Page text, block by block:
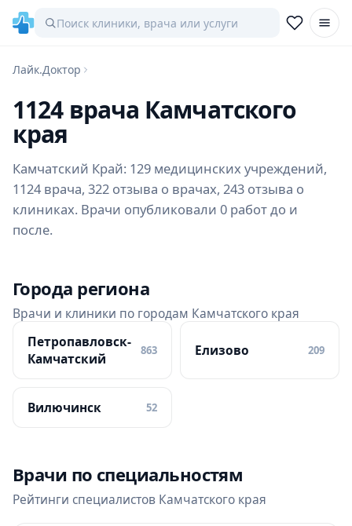
Лайк.Доктор
1124 врача Камчатского
края
Камчатский Край: 129 медицинских учреждений,
1124 врача, 322 отзыва о врачах, 243 отзыва о
клиниках. Врачи опубликовали 0 работ до и
после.
Города региона
Врачи и клиники по городам Камчатского края
Петропавловск-
Камчатский
863 Елизово 209
Вилючинск 52
Врачи по специальностям
Рейтинги специалистов Камчатского края